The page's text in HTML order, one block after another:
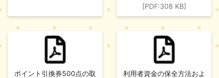
[PDF:308 KB]
ポイント引換券500点の取
利用者資金の保全方法およ